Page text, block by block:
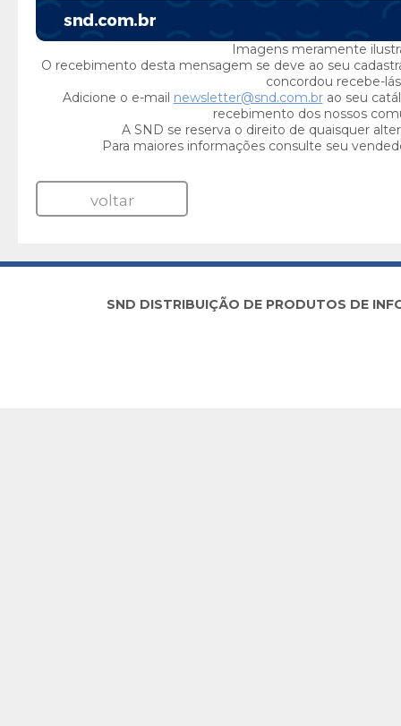
Imagens meramente
O recebimento desta mensagem se deve ao seu
concordou recebe-
Adicione o e-mail newsletter@snd.com.brao seu
recebimento dos nossos
A SND se reserva o direito de quaisquer
Para maiores informações consulte seu
voltar
SND DISTRIBUIÇÃO DE PRODUTOS DE